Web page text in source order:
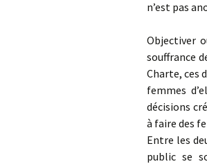
n’est pas
Objectiver
souffrance
Charte, ces
femmes
décisions
à faire des
Entre les
public se